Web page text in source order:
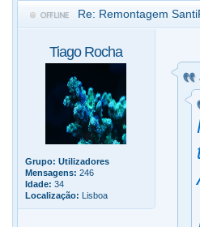
Re: Remontagem
Tiago Rocha
Grupo: Utilizadores
Mensagens: 246
Idade: 34
Localização: Lisboa